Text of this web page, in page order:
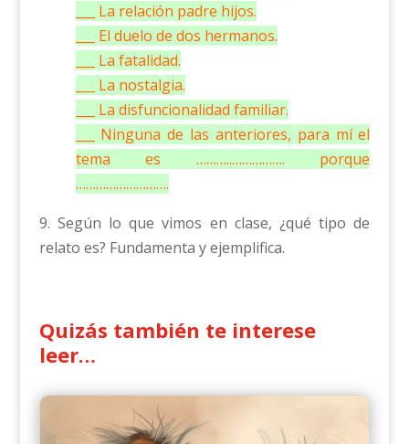
___ La relación padre hijos.
___ El duelo de dos hermanos.
___ La fatalidad.
___ La nostalgia.
___ La disfuncionalidad familiar.
___ Ninguna de las anteriores, para mí el
tema es ………..……………. porque
……………………….
9. Según lo que vimos en clase, ¿qué tipo de
relato es? Fundamenta y ejemplifica.
Quizás también te interese
leer…